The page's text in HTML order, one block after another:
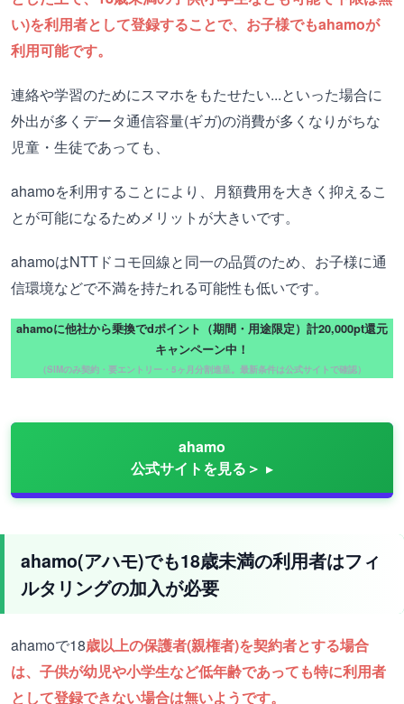
い)を利用者として登録することで、お子様でもahamoが
利用可能です。
連絡や学習のためにスマホをもたせたい...といった場合に
外出が多くデータ通信容量(ギガ)の消費が多くなりがちな
児童・生徒であっても、
ahamoを利用することにより、月額費用を大きく抑えるこ
とが可能になるためメリットが大きいです。
ahamoはNTTドコモ回線と同一の品質のため、お子様に通
信環境などで不満を持たれる可能性も低いです。
ahamoに他社から乗換でdポイント（期間・用途限定）計20,000pt還元
キャンペーン中！
（SIMのみ契約・要エントリー・5ヶ月分割進呈。最新条件は公式サイトで確認）
ahamo
公式サイトを見る＞
ahamo(アハモ)でも18歳未満の利用者はフィ
ルタリングの加入が必要
ahamoで18歳以上の保護者(親権者)を契約者とする場合
は、子供が幼児や小学生など低年齢であっても特に利用者
として登録できない場合は無いようです。